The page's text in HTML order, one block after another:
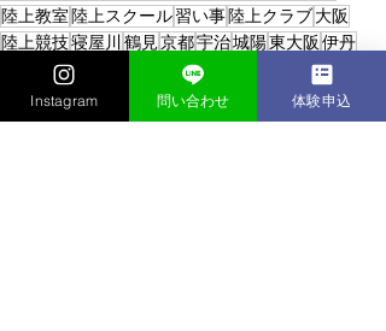
陸上教室 陸上スクール習い事陸上クラブ大阪
陸上競技寝屋川 鶴見京都宇治城陽東大阪 伊丹
走り方 中学生茨木
スポーツ教室
高槻
かけっこクラブ/陸上クラブ
Instagram 問い合わせ 体験申込